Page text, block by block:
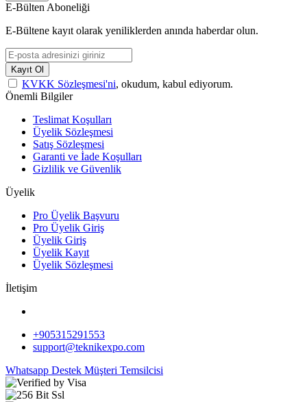
E-Bülten Aboneliği
E-Bültene kayıt olarak yeniliklerden anında haberdar olun.
Kayıt Ol
KVKK Sözleşmesi'ni, okudum, kabul ediyorum.
Önemli Bilgiler
Teslimat Koşulları
Üyelik Sözleşmesi
Satış Sözleşmesi
Garanti ve İade Koşulları
Gizlilik ve Güvenlik
Üyelik
Pro Üyelik Başvuru
Pro Üyelik Giriş
Üyelik Giriş
Üyelik Kayıt
Üyelik Sözleşmesi
İletişim
+905315291553
support@teknikexpo.com
Whatsapp Destek Müşteri Temsilcisi